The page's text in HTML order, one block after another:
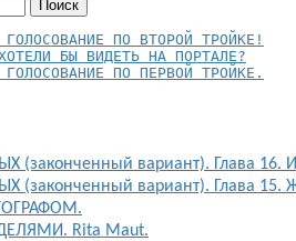
БЫ ВИДЕТЬ НА ПОРТАЛЕ?
ГОЛОСОВАНИЕ ПО ПЕРВОЙ ТРОЙКЕ.
(законченный вариант). Глава 16.
(законченный вариант). Глава 15.
Rita Maut.